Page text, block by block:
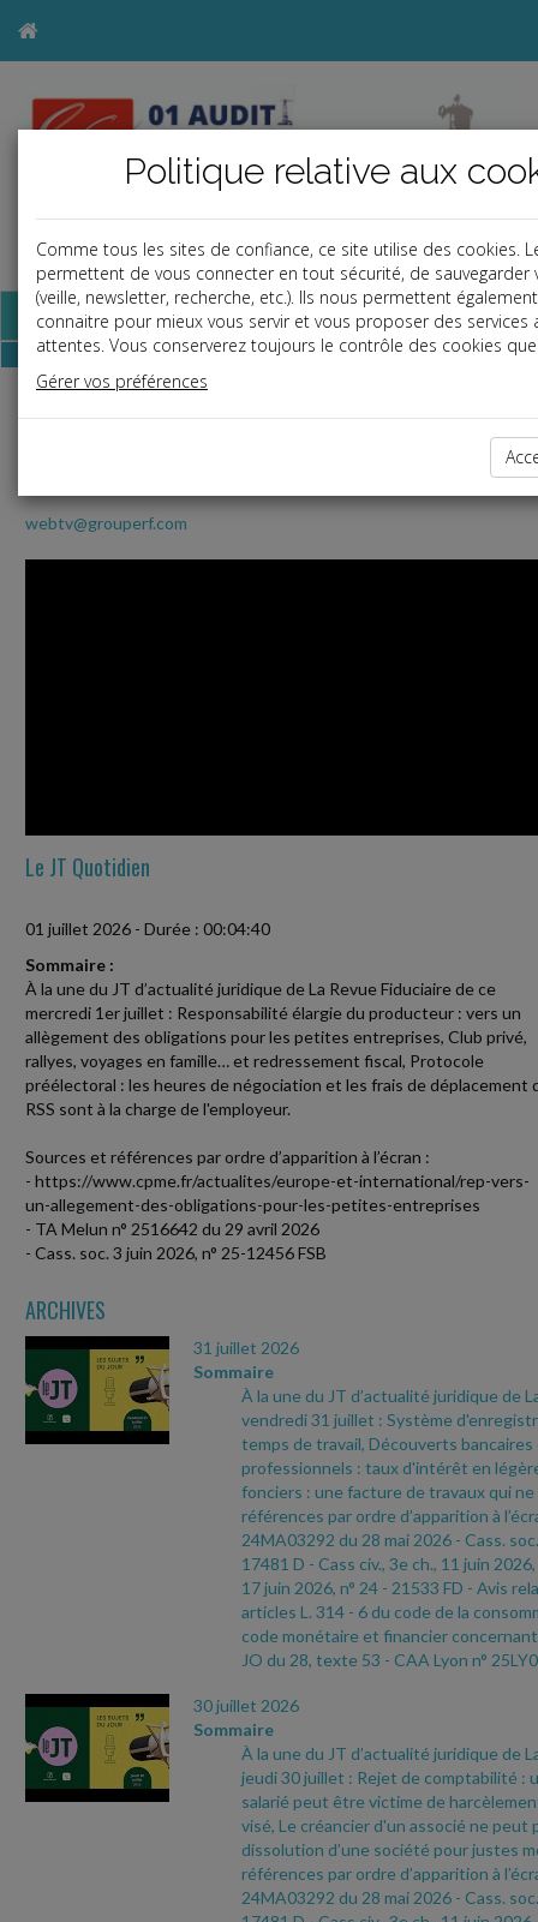
b
j
a
Base documentaire
Toute l'actualité juridique en vidéo avec
webtv@grouperf.com
Le JT Quotidien
01 juillet 2026 - Durée : 00:04:40
Sommaire :
À la une du JT d’actualité juridique de La Revue Fiduciaire de ce
mercredi 1er juillet : Responsabilité élargie du producteur : vers un
allègement des obligations pour les petites entreprises, Club privé,
rallyes, voyages en famille… et redressement fiscal, Protocole
préélectoral : les heures de négociation et les frais de déplacement
RSS sont à la charge de l'employeur.
Sources et références par ordre d’apparition à l’écran :
- https://www.cpme.fr/actualites/europe-et-international/rep-vers-
un-allegement-des-obligations-pour-les-petites-entreprises
- TA Melun n° 2516642 du 29 avril 2026
- Cass. soc. 3 juin 2026, n° 25-12456 FSB
ARCHIVES
31 juillet 2026
Sommaire
À la une du JT d’actualité juridique de
vendredi 31 juillet : Système
temps de travail, Découverts
professionnels : taux d'intérêt en
fonciers : une facture de travaux qui
références par ordre d’apparition à
24MA03292 du 28 mai 2026 - Cass.
17481 D - Cass civ., 3e ch., 11 juin 2026,
17 juin 2026, n° 24 - 21533 FD - Avis
articles L. 314 - 6 du code de la
code monétaire et financier
JO du 28, texte 53 - CAA Lyon n°
30 juillet 2026
Sommaire
À la une du JT d’actualité juridique de
jeudi 30 juillet : Rejet de comptabilité :
salarié peut être victime de
visé, Le créancier d'un associé ne peut
dissolution d’une société pour justes
références par ordre d’apparition à
24MA03292 du 28 mai 2026 - Cass.
Politique relative aux
Comme tous les sites de confiance, ce site utilise des cookies.
permettent de vous connecter en tout sécurité, de sauvegarder
(veille, newsletter, recherche, etc.). Ils nous permettent
connaitre pour mieux vous servir et vous proposer des services
attentes. Vous conserverez toujours le contrôle des cookies
Gérer vos préférences